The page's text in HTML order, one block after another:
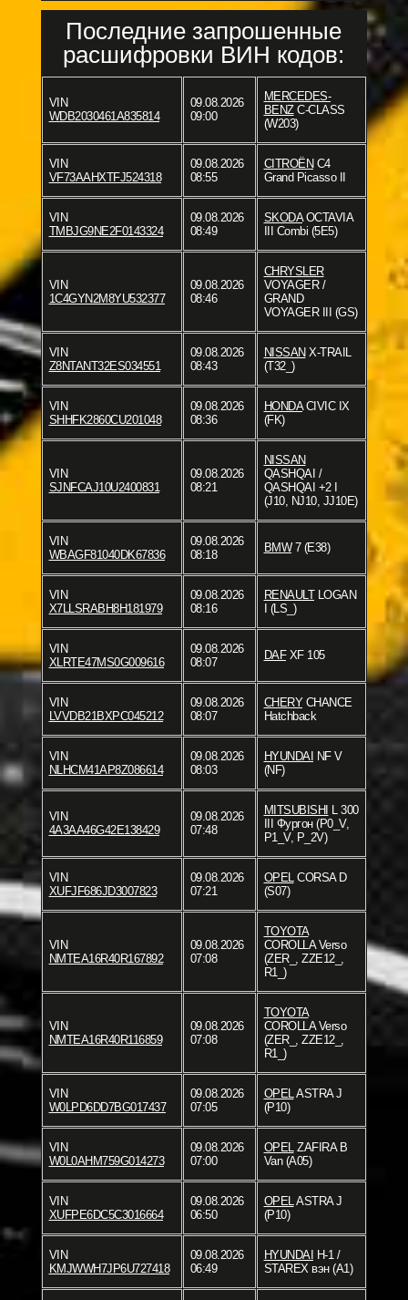
Последние запрошенные
расшифровки ВИН кодов:
VIN
WDB2030461A835814
09.08.2026
09:00
MERCEDES-
BENZC-CLASS
(W203)
VIN
VF73AAHXTFJ524318
09.08.2026
08:55
CITROËNC4
Grand Picasso II
VIN
TMBJG9NE2F0143324
09.08.2026
08:49
SKODAOCTAVIA
III Combi (5E5)
VIN
1C4GYN2M8YU532377
09.08.2026
08:46
CHRYSLER
VOYAGER /
GRAND
VOYAGER III (GS)
VIN
Z8NTANT32ES034551
09.08.2026
08:43
NISSANX-TRAIL
(T32_)
VIN
SHHFK2860CU201048
09.08.2026
08:36
HONDACIVIC IX
(FK)
VIN
SJNFCAJ10U2400831
09.08.2026
08:21
NISSAN
QASHQAI /
QASHQAI +2 I
(J10, NJ10, JJ10E)
VIN
WBAGF81040DK67836
09.08.2026
08:18
BMW7 (E38)
VIN
X7LLSRABH8H181979
09.08.2026
08:16
RENAULTLOGAN
I (LS_)
VIN
XLRTE47MS0G009616
09.08.2026
08:07
DAFXF 105
VIN
LVVDB21BXPC045212
09.08.2026
08:07
CHERYCHANCE
Hatchback
VIN
NLHCM41AP8Z086614
09.08.2026
08:03
HYUNDAI NF V
(NF)
VIN
4A3AA46G42E138429
09.08.2026
07:48
MITSUBISHI L 300
III Фургон (P0_V,
P1_V, P_2V)
VIN
XUFJF686JD3007823
09.08.2026
07:21
OPEL CORSA D
(S07)
VIN
NMTEA16R40R167892
09.08.2026
07:08
TOYOTA
COROLLA Verso
(ZER_, ZZE12_,
R1_)
VIN
NMTEA16R40R116859
09.08.2026
07:08
TOYOTA
COROLLA Verso
(ZER_, ZZE12_,
R1_)
VIN
W0LPD6DD7BG017437
09.08.2026
07:05
OPEL ASTRA J
(P10)
VIN
W0L0AHM759G014273
09.08.2026
07:00
OPEL ZAFIRA B
Van (A05)
VIN
XUFPE6DC5C3016664
09.08.2026
06:50
OPEL ASTRA J
(P10)
VIN
KMJWWH7JP6U727418
09.08.2026
06:49
HYUNDAI H-1 /
STAREX вэн (A1)